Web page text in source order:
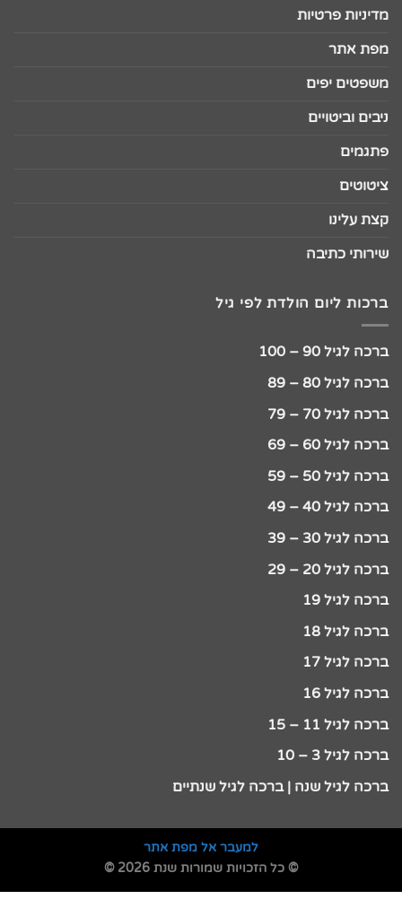
מדיניות פרטיות
מפת אתר
משפטים יפים
ניבים וביטויים
פתגמים
ציטוטים
קצת עלינו
שירותי כתיבה
ברכות ליום הולדת לפי גיל
ברכה לגיל 90 – 100
ברכה לגיל 80 – 89
ברכה לגיל 70 – 79
ברכה לגיל 60 – 69
ברכה לגיל 50 – 59
ברכה לגיל 40 – 49
ברכה לגיל 30 – 39
ברכה לגיל 20 – 29
ברכה לגיל 19
ברכה לגיל 18
ברכה לגיל 17
ברכה לגיל 16
ברכה לגיל 11 – 15
ברכה לגיל 3 – 10
ברכה לגיל שנה | ברכה לגיל שנתיים
למעבר אל מפת אתר
© כל הזכויות שמורות שנת 2026 ©